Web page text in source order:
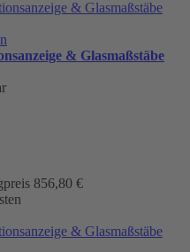
& Glasmaßstäbe
856,80 €